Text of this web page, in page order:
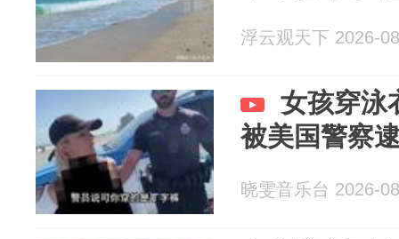
浮云观天下 2026-
女孩穿泳
被美国警察
晓雯音乐台 2026-